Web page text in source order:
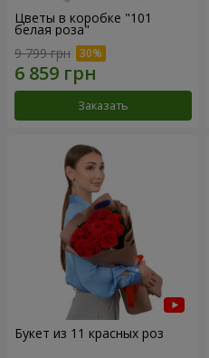
Цветы в коробке "101
белая роза"
9 799 грн
Заказать
Букет из 11 красных роз